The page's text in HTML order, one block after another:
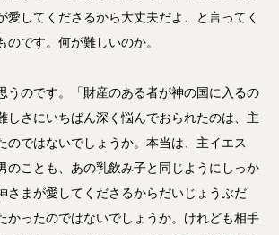
愛してくださるから大丈夫だよ、と言ってく
のです。何が難しいのか。
うのです。「財産のある者が神の国に入るの
しさにいちばん深く悩んでおられたのは、主
のではないでしょうか。本当は、主イエス
のことも、あの乳飲み子と同じようにしっか
さまが愛してくださるからだいじょうぶだ
かったのではないでしょうか。けれども相手